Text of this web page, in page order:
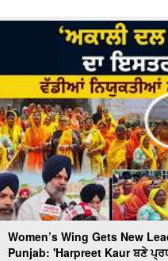
Women’s Wing Gets New
Punjab: 'Harpreet Kaur ਬਣੇ